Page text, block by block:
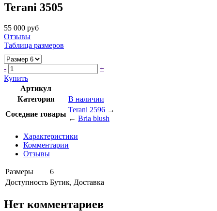
Terani 3505
55 000 руб
Отзывы
Таблица размеров
-
+
Купить
Артикул
Категория
В наличии
Соседние товары
Terani 2596 →
← Bria blush
Характеристики
Комментарии
Отзывы
Размеры
6
Доступность Бутик, Доставка
Нет комментариев